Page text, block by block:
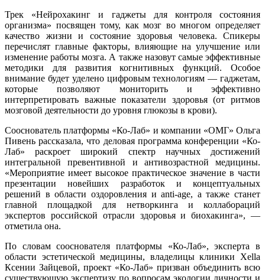
Трек «Нейрохакинг и гаджеты для контроля состояния
организма» посвящен тому, как мозг во многом определяет
качество жизни и состояние здоровья человека. Спикеры
перечислят главные факторы, влияющие на улучшение или
изменение работы мозга. А также назовут самые эффективные
методики для развития когнитивных функций. Особое
внимание будет уделено цифровым технологиям — гаджетам,
которые позволяют мониторить и эффективно
интерпретировать важные показатели здоровья (от ритмов
мозговой деятельности до уровня глюкозы в крови).
Сооснователь платформы «Ко-Лаб» и компании «ОМГ» Ольга
Пивень рассказала, что деловая программа конференции «Ко-
Лаб» раскроет широкий спектр научных достижений
интегральной превентивной и антивозрастной медицины.
«Мероприятие имеет высокое практическое значение в части
презентации новейших разработок и концептуальных
решений в области оздоровления и anti-age, а также станет
главной площадкой для нетворкинга и коллабораций
экспертов российской отрасли здоровья и биохакинга», —
отметила она.
По словам сооснователя платформы «Ко-Лаб», эксперта в
области эстетической медицины, владелицы клиники Xella
Ксении Зайцевой, проект «Ко-Лаб» призван объединить всю
существующую экспертизу по вопросам экологии личности и